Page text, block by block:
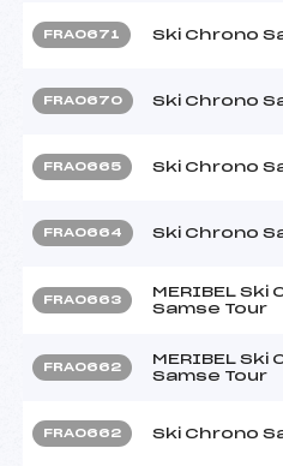
FRA0671 Ski Chrono
FRA0670 Ski Chrono
FRA0665 Ski Chrono
FRA0664 Ski Chrono
FRA0663
MERIBEL Ski
Samse Tour
FRA0662
MERIBEL Ski
Samse Tour
FRA0662 Ski Chrono